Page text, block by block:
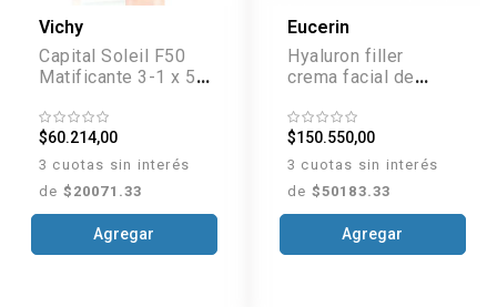
Vichy
Capital Soleil F50
Matificante 3-1 x 50
$60.214,00
3 cuotas sin interés
de $20071.33
Agregar
Eucerin
Hyaluron filler
crema facial de
$150.550,00
3 cuotas sin interés
de $50183.33
Agregar